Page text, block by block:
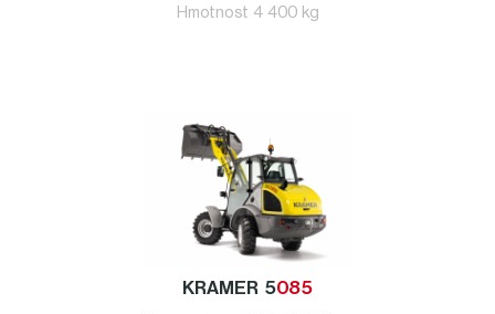
Hmotnost 4 400 kg
KRAMER 5085